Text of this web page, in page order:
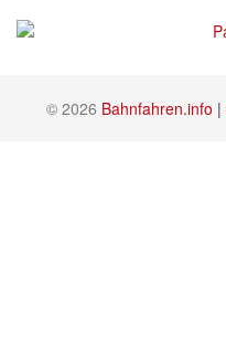
© 2026 Bahnfahren.info |